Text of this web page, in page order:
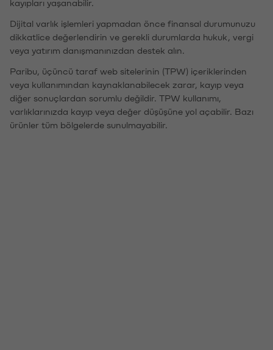
kayıpları yaşanabilir.
Dijital varlık işlemleri yapmadan önce finansal durumunuzu
dikkatlice değerlendirin ve gerekli durumlarda hukuk, vergi
veya yatırım danışmanınızdan destek alın.
Paribu, üçüncü taraf web sitelerinin (TPW) içeriklerinden
veya kullanımından kaynaklanabilecek zarar, kayıp veya
diğer sonuçlardan sorumlu değildir. TPW kullanımı,
varlıklarınızda kayıp veya değer düşüşüne yol açabilir. Bazı
ürünler tüm bölgelerde sunulmayabilir.